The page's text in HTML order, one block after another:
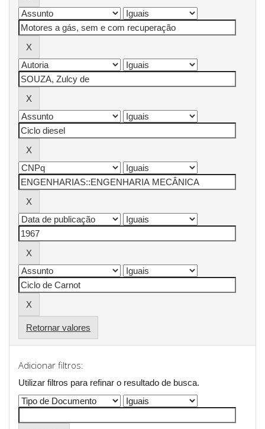
Retornar valores
Adicionar filtros:
Utilizar filtros para refinar o resultado de busca.